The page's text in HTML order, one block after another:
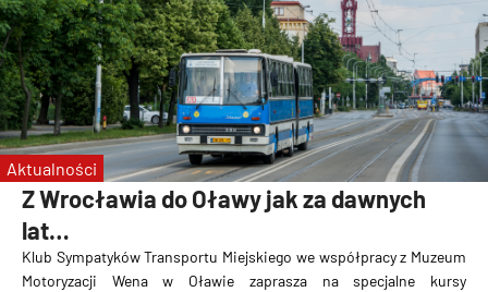
Z Wrocławia do Oławy jak za dawnych
lat…
Klub Sympatyków Transportu Miejskiego we współpracy z Muzeum
Motoryzacji Wena w Oławie zaprasza na specjalne kursy
Aktualności